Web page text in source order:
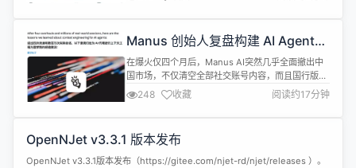
绕三个核心领域展开：Stargate（星际之门）项目、
芯片供应链重构以及能源挑战。Stargate 是
注入巨额资金。未来四年，该项目...
Manus 创始人复盘构建 AI Agent
的“上下文工程”实践
在爆火仅四个月后，Manus AI突然几乎全面撤出中
国市场，不仅清空全部社交账号内容，而且国行版本
的Manus也疑似暂停推进。 中国通用AI Agent（智
能体）创业公司Manus将总部迁至新加坡，并百万年
薪招聘AI工程师，对被裁员工给予N+3或者2N赔偿
已将全球总部迁至新加坡，并在东京和加州设有办公
室。尽...
248 收藏 阅读约17分钟
OpenNJet v3.3.1 版本发布
OpenNJet v3.3.1版本发布（https://gitee.com/njet-rd/njet/releases ）。